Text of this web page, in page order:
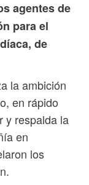
agentes de
para el
de
la ambición
en rápido
y respalda la
en
los